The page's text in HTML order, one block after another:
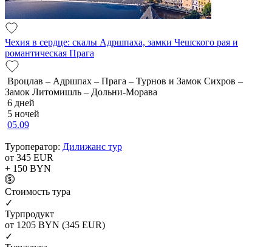
Чехия в сердце: скалы Адршпаха, замки Чешского рая и
романтическая Прага
Вроцлав – Адршпах – Прага – Турнов и Замок Сихров –
Замок Литомишль – Дольни-Морава
6 дней
5 ночей
05.09
Туроператор: Дилижанс тур
от 345 EUR
+ 150 BYN
Cтоимость тура
✓
Турпродукт
от 1205 BYN (345 EUR)
✓